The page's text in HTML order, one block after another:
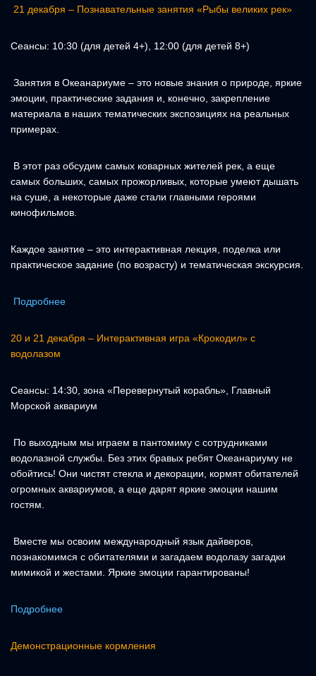
21 декабря – Познавательные занятия «Рыбы великих рек»
Сеансы: 10:30 (для детей 4+), 12:00 (для детей 8+)
Занятия в Океанариуме – это новые знания о природе, яркие
эмоции, практические задания и, конечно, закрепление
материала в наших тематических экспозициях на реальных
примерах.
В этот раз обсудим самых коварных жителей рек, а еще
самых больших, самых прожорливых, которые умеют дышать
на суше, а некоторые даже стали главными героями
кинофильмов.
Каждое занятие – это интерактивная лекция, поделка или
практическое задание (по возрасту) и тематическая экскурсия.
Подробнее
20 и 21 декабря – Интерактивная игра «Крокодил» с
водолазом
Сеансы: 14:30, зона «Перевернутый корабль», Главный
Морской аквариум
По выходным мы играем в пантомиму с сотрудниками
водолазной службы. Без этих бравых ребят Океанариуму не
обойтись! Они чистят стекла и декорации, кормят обитателей
огромных аквариумов, а еще дарят яркие эмоции нашим
гостям.
Вместе мы освоим международный язык дайверов,
познакомимся с обитателями и загадаем водолазу загадки
мимикой и жестами. Яркие эмоции гарантированы!
Подробнее
Демонстрационные кормления